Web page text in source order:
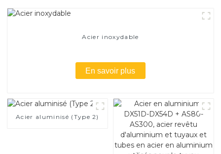
Acier inoxydable
En savoir plus
Acier aluminisé (Type 2)